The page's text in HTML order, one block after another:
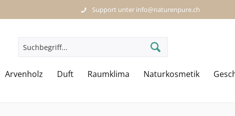
Support unter info@naturenpure.ch
Arvenholz Duft Raumklima Naturkosmetik